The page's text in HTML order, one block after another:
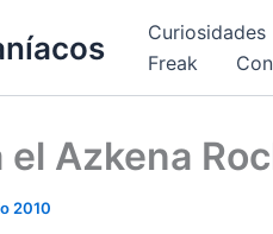
Curiosidades
Freak
el Azkena
2010